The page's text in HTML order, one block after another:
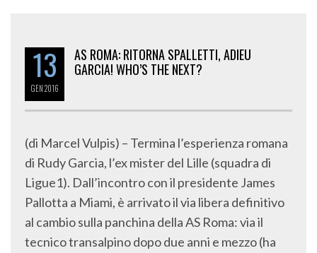
13
GEN2016
AS ROMA: RITORNA SPALLETTI, ADIEU
GARCIA! WHO’S THE NEXT?
(di Marcel Vulpis) – Termina l’esperienza romana
di Rudy Garcia, l’ex mister del Lille (squadra di
Ligue1). Dall’incontro con il presidente James
Pallotta a Miami, è arrivato il via libera definitivo
al cambio sulla panchina della AS Roma: via il
tecnico transalpino dopo due anni e mezzo (ha